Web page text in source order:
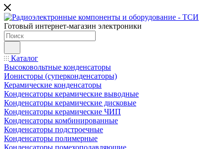
Готовый интернет-магазин электроники
Каталог
Высоковольтные конденсаторы
Ионисторы (суперконденсаторы)
Керамические конденсаторы
Конденсаторы керамические выводные
Конденсаторы керамические дисковые
Конденсаторы керамические ЧИП
Конденсаторы комбинированные
Конденсаторы подстроечные
Конденсаторы полимерные
Конденсаторы помехоподавляющие